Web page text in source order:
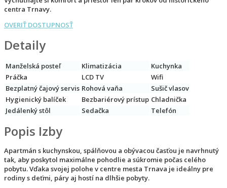
centra Trnavy.
OVERIŤ DOSTUPNOSŤ
Detaily
Manželská posteľ Klimatizácia
Kuchynka
Práčka
LCD TV
Wifi
Bezplatný čajový servis Rohová vaňa
Sušič vlasov
Hygienický balíček
Bezbariérový prístup Chladnička
Jedálenký stôl
Sedačka Telefón
Popis Izby
Apartmán s kuchynskou, spálňovou a obývacou časťou je navrhnutý
tak, aby poskytol maximálne pohodlie a súkromie počas celého
pobytu. Vďaka svojej polohe v centre mesta Trnava je ideálny pre
rodiny s deťmi, páry aj hostí na dlhšie pobyty.